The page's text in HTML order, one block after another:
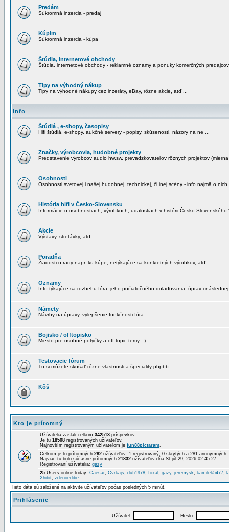
Predám
Súkromná inzercia - predaj
Kúpim
Súkromná inzercia - kúpa
Štúdia, internetové obchody
Štúdia, internetové obchody - reklamné oznamy a ponuky komerčných predajcov
Tipy na výhodný nákup
Tipy na výhodné nákupy cez inzeráty, eBay, rôzne akcie, atď ...
Info
Štúdiá , e-shopy, časopisy
Hifi štúdiá, e-shopy, aukčné servery - popisy, skúsenosti, názory na ne ...
Značky, výrobcovia, hudobné projekty
Predstavenie výrobcov audio hw,sw, prevadzkovateľov rôznych projektov
Osobnosti
Osobnosti svetovej i našej hudobnej, technickej, či inej scény - info najmä o
História hifi v Česko-Slovensku
Informácie o osobnostiach, výrobkoch, udalostiach v histórii Česko-Slovenského
Akcie
Výstavy, stretávky, atd.
Poradňa
Žiadosti o rady napr. ku kúpe, netýkajúce sa konkretných výrobkov, atď
Oznamy
Info týkajúce sa rozbehu fóra, jeho počiatočného dolaďovania, úprav i
Námety
Návrhy na úpravy, vylepšenie funkčnosti fóra
Bojisko / offtopisko
Miesto pre osobné potyčky a off-topic temy :-)
Testovacie fórum
Tu si môžete skušať rôzne vlastnosti a špeciality phpbb.
Kôš
Kto je prítomný
Užívatelia zaslali celkom 342513 príspevkov.
Je tu 18508 registrovaných užívateľov.
Najnovším registrovaným užívateľom je fun88pictaram.
Celkom je tu prítomných 282 užívateľov: 1 registrovaný, 0 skrytých a 281
Najviac tu bolo súčasne prítomných 21832 užívateľov dňa St júl 29, 2026 02:45:27.
Registrovaní užívatelia: gazy
25 Users online today: Caesar, Cvrkajs, dufi1978, foxal , gazy, jeremysk, kamilek5477,
Xhibit, zdenoeddie
Tieto dáta sú založené na aktivite užívateľov počas posledných 5 minút.
Prihlásenie
Užívateľ: Heslo: